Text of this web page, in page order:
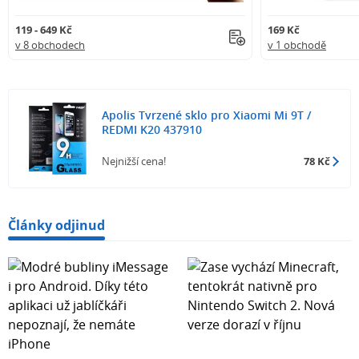
119 - 649 Kč
v 8 obchodech
169 Kč
v 1 obchodě
Apolis Tvrzené sklo pro Xiaomi Mi 9T /
REDMI K20 437910
Nejnižší cena! 78 Kč
Články odjinud